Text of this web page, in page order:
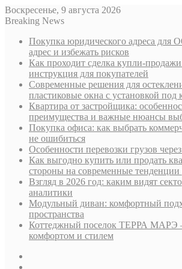
Воскресенье, 9 августа 2026
Breaking News
Покупка юридического адреса для
адрес и избежать рисков
Как проходит сделка купли-
инструкция для покупателей
Современные решения для
пластиковые окна с установкой под
Квартира от застройщика:
преимущества и важные нюансы
Покупка офиса: как выбрать
не ошибиться
Особенности перевозки грузов
Как выгодно купить или продать
стороны на современные
Взгляд в 2026 год: каким видят
аналитики
Модульный диван: комфортный
пространства
Коттеджный поселок ТЕРРА МАРЭ
комфортом и стилем